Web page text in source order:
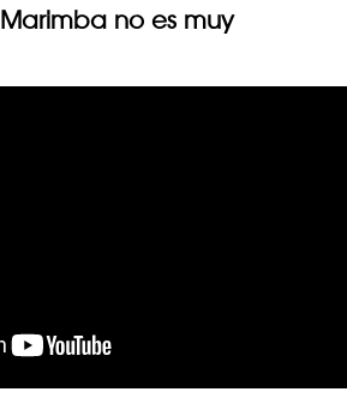
no es muy